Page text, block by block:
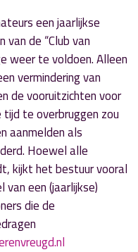
een jaarlijkse
de “Club van
weer te voldoen. Alleen
vermindering van
de vooruitzichten voor
te overbruggen zou
aanmelden als
Hoewel alle
kijkt het bestuur vooral
van een (jaarlijkse)
die de